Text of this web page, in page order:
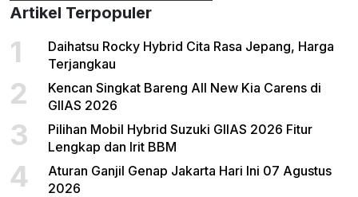
Artikel Terpopuler
1
Daihatsu Rocky Hybrid Cita Rasa Jepang, Harga
Terjangkau
2
Kencan Singkat Bareng All New Kia Carens di
GIIAS 2026
3
Pilihan Mobil Hybrid Suzuki GIIAS 2026 Fitur
Lengkap dan Irit BBM
4
Aturan Ganjil Genap Jakarta Hari Ini 07 Agustus
2026